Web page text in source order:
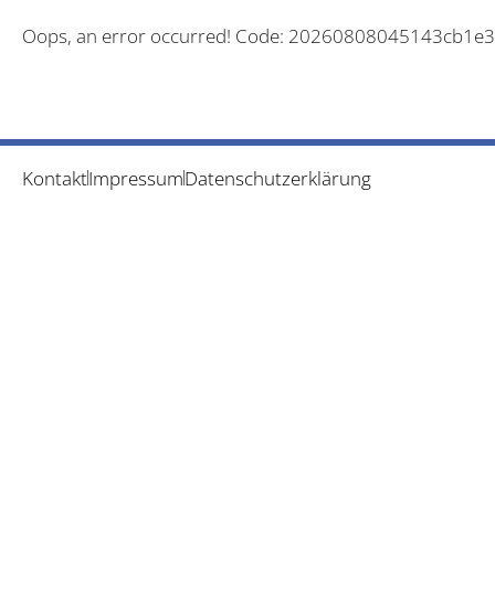
Oops, an error occurred! Code:
KontaktImpressumDatenschutzerklärung